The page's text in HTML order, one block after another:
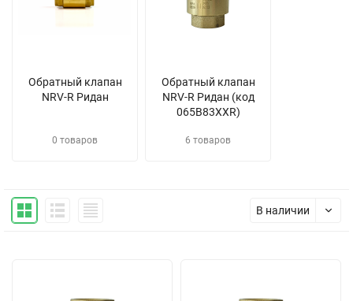
Обратный клапан
NRV-R Ридан
0 товаров
Обратный клапан
NRV-R Ридан (код
065B83XXR)
6 товаров
В наличии